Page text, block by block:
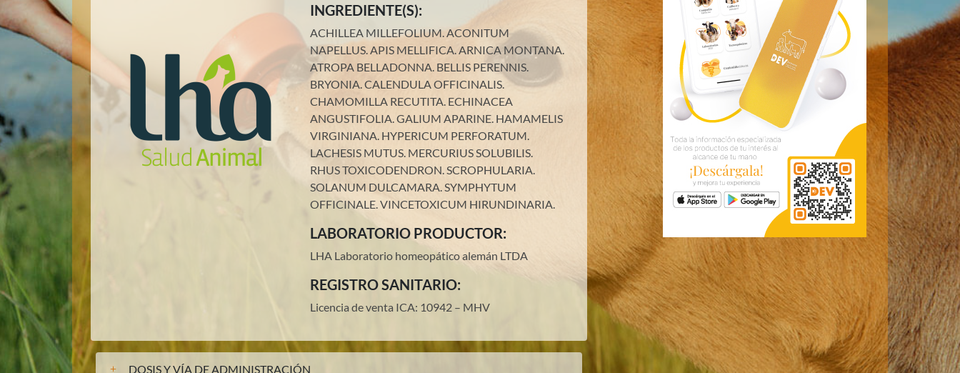
INGREDIENTE(S):
ACHILLEA MILLEFOLIUM.ACONITUM
NAPELLUS.APIS MELLIFICA.ARNICA MONTANA.
ATROPA BELLADONNA. BELLIS PERENNIS.
BRYONIA.CALENDULA OFFICINALIS.
CHAMOMILLA RECUTITA. ECHINACEA
ANGUSTIFOLIA.GALIUM APARINE. HAMAMELIS
VIRGINIANA. HYPERICUM PERFORATUM.
LACHESIS MUTUS. MERCURIUS SOLUBILIS.
RHUS TOXICODENDRON.SCROPHULARIA.
SOLANUM DULCAMARA.SYMPHYTUM
OFFICINALE.VINCETOXICUM HIRUNDINARIA.
LABORATORIO PRODUCTOR:
LHA Laboratorio homeopático alemán LTDA
REGISTRO SANITARIO:
Licencia de venta ICA: 10942 – MHV
DOSIS Y VÍA DE ADMINISTRACIÓN